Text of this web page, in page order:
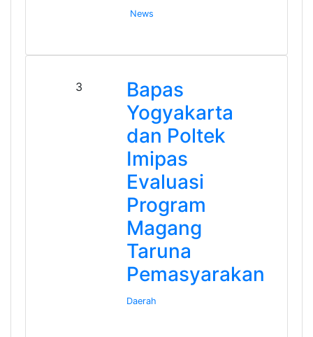
News
3
Bapas
Yogyakarta
dan Poltek
Imipas
Evaluasi
Program
Magang
Taruna
Pemasyarakan
Daerah